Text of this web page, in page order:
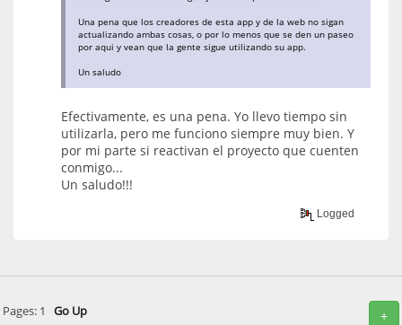
Una pena que los creadores de esta app y de la web no sigan
actualizando ambas cosas, o por lo menos que se den un paseo
por aqui y vean que la gente sigue utilizando su app.
Un saludo
Efectivamente, es una pena. Yo llevo tiempo sin
utilizarla, pero me funciono siempre muy bien. Y
por mi parte si reactivan el proyecto que cuenten
conmigo...
Un saludo!!!
Logged
+
Pages: 1 Go Up